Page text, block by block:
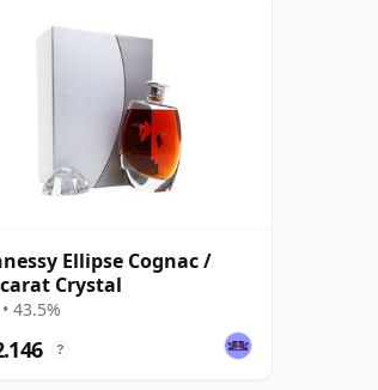
Ellipse Cognac /
Crystal
43.5%
?